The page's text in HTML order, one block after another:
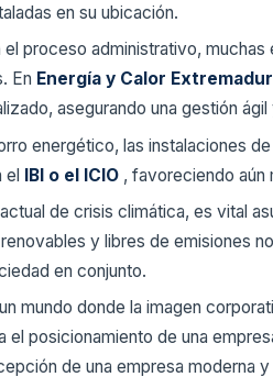
en su ubicación.
el proceso administrativo,
En Energía y Calor
asegurando una gestión
energético, las instalaciones
el IBI o el ICIO , favoreciendo aún
de crisis climática, es vital
y libres de emisiones
en conjunto.
mundo donde la imagen
el posicionamiento de una
de una empresa moderna